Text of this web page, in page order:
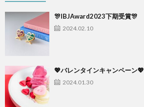
🎊IBJAward2023下期受賞🎊
2024.02.10
💖バレンタインキャンペーン💖
2024.01.30